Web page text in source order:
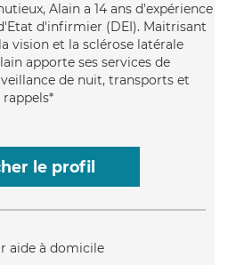
Alain a 14 ans d'expérience
d'infirmier (DEI). Maitrisant
vision et la sclérose latérale
apporte ses services de
de nuit, transports et
rappels*
le profil